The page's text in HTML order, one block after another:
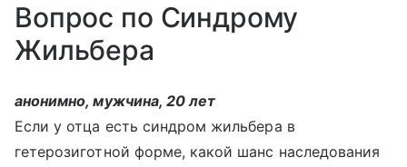
Вопрос по Синдрому
Жильбера
анонимно, мужчина, 20 лет
Если у отца есть синдром жильбера в
гетерозиготной форме, какой шанс наследования